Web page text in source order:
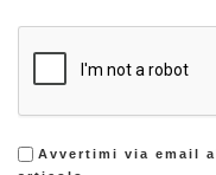
Avvertimi via email